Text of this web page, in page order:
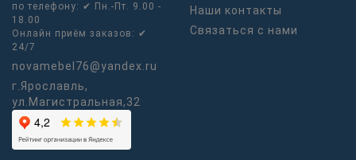
по телефону: ✔ Пн.-Пт. 9.00 -
18.00
Онлайн приём заказов: ✔
24/7
novamebel76@yandex.ru
г.Ярославль,
ул.Магистральная,32
Наши контакты
Связаться с нами